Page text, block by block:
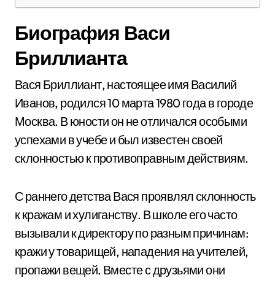
Биография Васи
Бриллианта
Вася Бриллиант, настоящее имя Василий
Иванов, родился 10 марта 1980 года в городе
Москва. В юности он не отличался особыми
успехами в учебе и был известен своей
склонностью к противоправным действиям.
С раннего детства Вася проявлял склонность
к кражам и хулиганству. В школе его часто
вызывали к директору по разным причинам:
кражи у товарищей, нападения на учителей,
пропажи вещей. Вместе с друзьями они